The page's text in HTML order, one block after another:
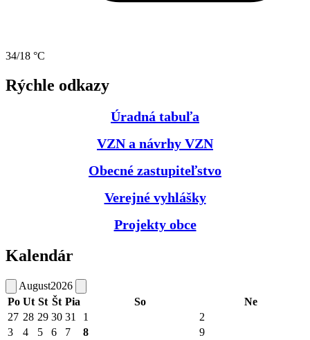
34/18 °C
Rýchle odkazy
Úradná tabuľa
VZN a návrhy VZN
Obecné zastupiteľstvo
Verejné vyhlášky
Projekty obce
Kalendár
August2026
Po Ut St Št Pia So
Ne
27 28 29 30 31 1
2
3
4 5 6 7 8 9